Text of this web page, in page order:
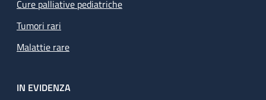
Cure palliative pediatriche
Tumori rari
Malattie rare
IN EVIDENZA